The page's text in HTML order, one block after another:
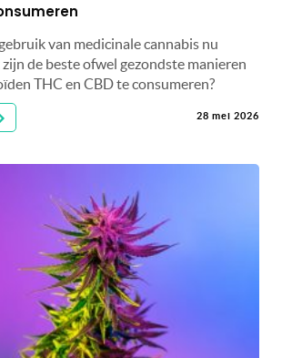
van medicinale cannabis nu
de beste ofwel gezondste manieren
THC en CBD te consumeren?
28 mei 2026